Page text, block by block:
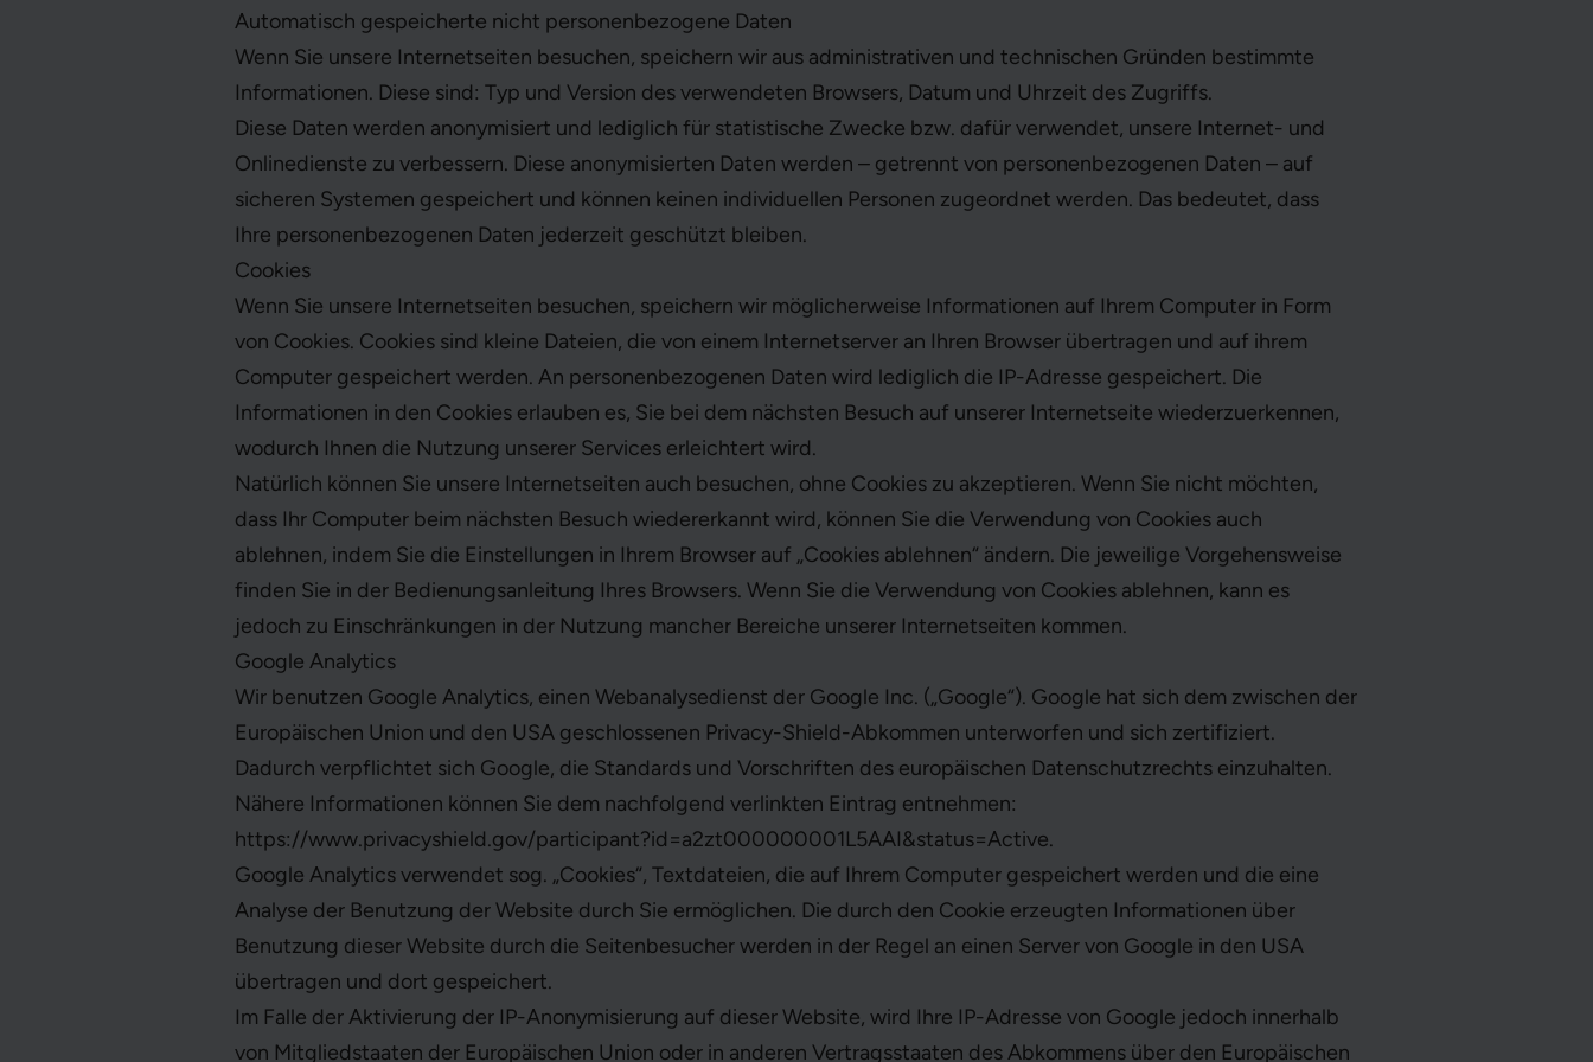
Automatisch gespeicherte nicht personenbezogene Daten
Wenn Sie unsere Internetseiten besuchen, speichern wir aus administrativen und technischen Gründen bestimmte
Informationen. Diese sind: Typ und Version des verwendeten Browsers, Datum und Uhrzeit des Zugriffs.
Diese Daten werden anonymisiert und lediglich für statistische Zwecke bzw. dafür verwendet, unsere Internet- und
Onlinedienste zu verbessern. Diese anonymisierten Daten werden – getrennt von personenbezogenen Daten – auf
sicheren Systemen gespeichert und können keinen individuellen Personen zugeordnet werden. Das bedeutet, dass
Ihre personenbezogenen Daten jederzeit geschützt bleiben. ​
Cookies
Wenn Sie unsere Internetseiten besuchen, speichern wir möglicherweise Informationen auf Ihrem Computer in Form
von Cookies. Cookies sind kleine Dateien, die von einem Internetserver an Ihren Browser übertragen und auf ihrem
Computer gespeichert werden. An personenbezogenen Daten wird lediglich die IP-Adresse gespeichert. Die
Informationen in den Cookies erlauben es, Sie bei dem nächsten Besuch auf unserer Internetseite wiederzuerkennen,
wodurch Ihnen die Nutzung unserer Services erleichtert wird.
Natürlich können Sie unsere Internetseiten auch besuchen, ohne Cookies zu akzeptieren. Wenn Sie nicht möchten,
dass Ihr Computer beim nächsten Besuch wiedererkannt wird, können Sie die Verwendung von Cookies auch
ablehnen, indem Sie die Einstellungen in Ihrem Browser auf „Cookies ablehnen“ ändern. Die jeweilige Vorgehensweise
finden Sie in der Bedienungsanleitung Ihres Browsers. Wenn Sie die Verwendung von Cookies ablehnen, kann es
jedoch zu Einschränkungen in der Nutzung mancher Bereiche unserer Internetseiten kommen.
Google Analytics
Wir benutzen Google Analytics, einen Webanalysedienst der Google Inc. („Google“). Google hat sich dem zwischen der
Europäischen Union und den USA geschlossenen Privacy-Shield-Abkommen unterworfen und sich zertifiziert.
Dadurch verpflichtet sich Google, die Standards und Vorschriften des europäischen Datenschutzrechts einzuhalten.
Nähere Informationen können Sie dem nachfolgend verlinkten Eintrag entnehmen:
https://www.privacyshield.gov/participant?id=a2zt000000001L5AAI&status=Active.
Google Analytics verwendet sog. „Cookies“, Textdateien, die auf Ihrem Computer gespeichert werden und die eine
Analyse der Benutzung der Website durch Sie ermöglichen. Die durch den Cookie erzeugten Informationen über
Benutzung dieser Website durch die Seitenbesucher werden in der Regel an einen Server von Google in den USA
übertragen und dort gespeichert.
Im Falle der Aktivierung der IP-Anonymisierung auf dieser Website, wird Ihre IP-Adresse von Google jedoch innerhalb
von Mitgliedstaaten der Europäischen Union oder in anderen Vertragsstaaten des Abkommens über den Europäischen